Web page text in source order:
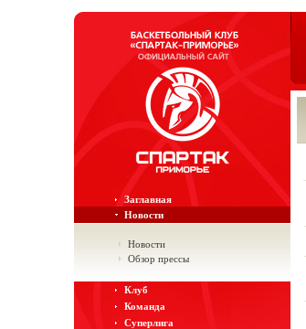
Заглавная
Новости
Новости
Обзор прессы
Клуб
Команда
Суперлига